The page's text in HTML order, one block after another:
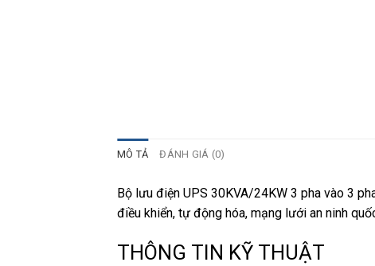
MÔ TẢ ĐÁNH GIÁ (0)
Bộ lưu điện UPS 30KVA/24KW 3 pha vào 3
điều khiển, tự động hóa, mạng lưới an ninh
THÔNG TIN KỸ THUẬT